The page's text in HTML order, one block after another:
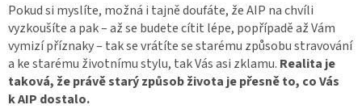
Pokud si myslíte, možná i tajně doufáte, že AIP na chvíli
vyzkoušíte a pak – až se budete cítit lépe, popřípadě až Vám
vymizí příznaky – tak se vrátíte se starému způsobu stravování
a ke starému životnímu stylu, tak Vás asi zklamu. Realita je
taková, že právě starý způsob života je přesně to, co Vás
k AIP dostalo.